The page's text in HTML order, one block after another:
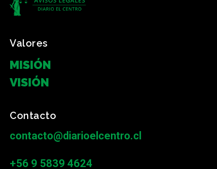
Valores
MISIÓN
VISIÓN
Contacto
contacto@diarioelcentro.cl
+56 9 5839 4624